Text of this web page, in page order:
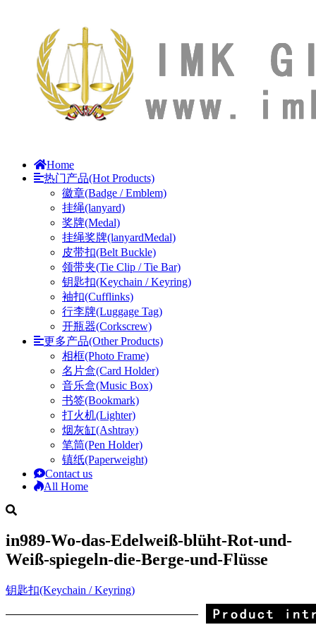
Home
热门产品(Hot Products)
徽章(Badge / Emblem)
挂绳(lanyard)
奖牌(Medal)
挂绳奖牌(lanyardMedal)
皮带扣(Belt Buckle)
领带夹(Tie Clip / Tie Bar)
钥匙扣(Keychain / Keyring)
袖扣(Cufflinks)
行李牌(Luggage Tag)
开瓶器(Corkscrew)
更多产品(Other Products)
相框(Photo Frame)
名片盒(Card Holder)
音乐盒(Music Box)
书签(Bookmark)
打火机(Lighter)
烟灰缸(Ashtray)
笔筒(Pen Holder)
镇纸(Paperweight)
Contact us
All Home
in989-Wo-das-Edelweiß-blüht-Rot-und-
Weiß-spiegeln-die-Berge-und-Flüsse
钥匙扣(Keychain / Keyring)